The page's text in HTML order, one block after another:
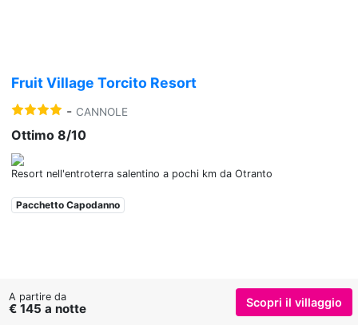
Fruit Village Torcito Resort
- CANNOLE
Ottimo 8/10
Resort nell'entroterra salentino a pochi km da Otranto
Pacchetto Capodanno
A partire da
€ 145 a notte Scopri il villaggio